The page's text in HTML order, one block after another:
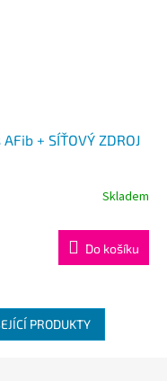
+ SÍŤOVÝ ZDROJ
Skladem
Do košíku
PRODUKTY